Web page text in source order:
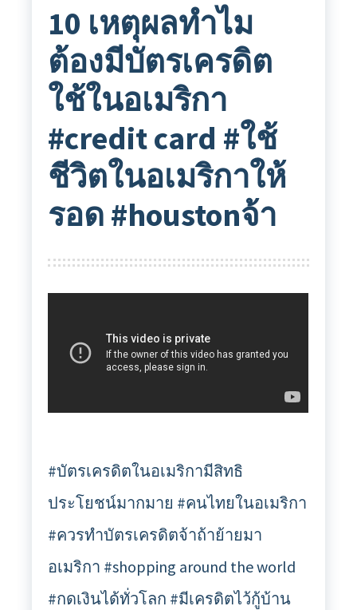
10 เหตุผลทำไม
ต้องมีบัตรเครดิต
ใช้ในอเมริกา
#credit card #ใช้
ชีวิตในอเมริกาให้
รอด #houstonจ้า
#บัตรเครดิตในอเมริกามีสิทธิ
ประโยชน์มากมาย #คนไทยในอเมริกา
#ควรทำบัตรเครดิตจ้าถ้าย้ายมา
อเมริกา #shopping around the world
#กดเงินได้ทั่วโลก #มีเครดิตไว้กู้บ้าน